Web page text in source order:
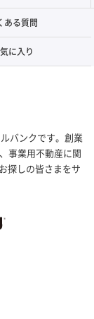
ある質問
に入り
バンクです。創業
事業用不動産に関
探しの皆さまをサ